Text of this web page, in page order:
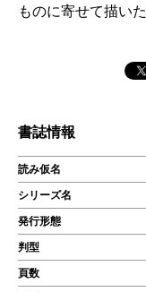
ものに寄せて描い
書誌情報
読み仮名
シリーズ名
発行形態
判型
頁数